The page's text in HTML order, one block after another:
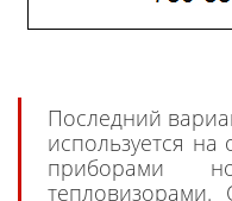
Последний
используется на
приборами